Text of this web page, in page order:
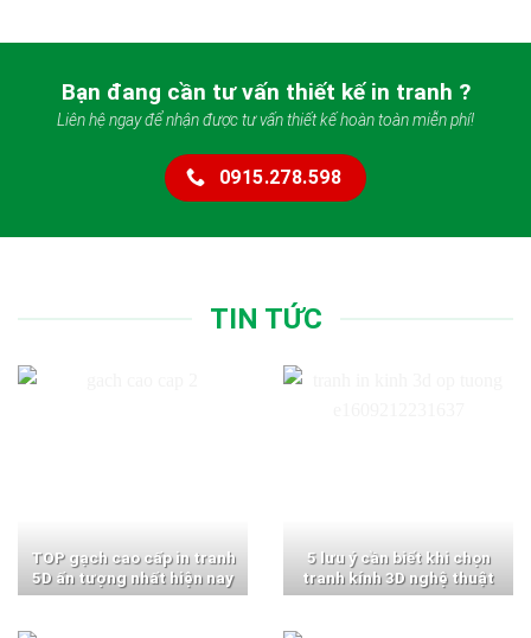
Bạn đang cần tư vấn thiết kế in tranh ?
Liên hệ ngay để nhận được tư vấn thiết kế hoàn toàn miễn phí!
0915.278.598
TIN TỨC
TOP gạch cao cấp in tranh
5D ấn tượng nhất hiện nay
5 lưu ý cần biết khi chọn
tranh kính 3D nghệ thuật